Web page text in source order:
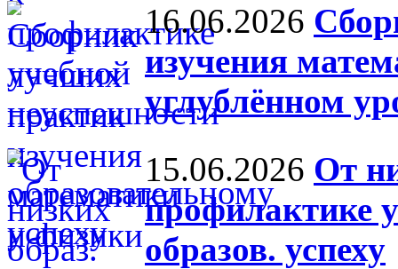
16.06.2026
изучения
углублённом
15.06.2026 От
профилактике
образов. успеху